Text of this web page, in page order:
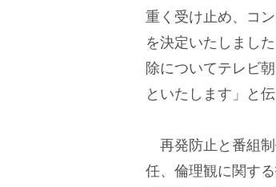
重く受け止め、コ
を決定いたしまし
除についてテレビ
といたします」と伝
再発防止と番組制
任、倫理観に関す